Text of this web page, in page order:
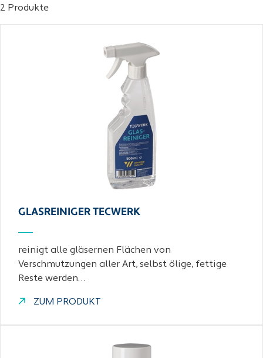
2 Produkte
GLASREINIGER TECWERK
reinigt alle gläsernen Flächen von
Verschmutzungen aller Art, selbst ölige, fettige
Reste werden…
ZUM PRODUKT